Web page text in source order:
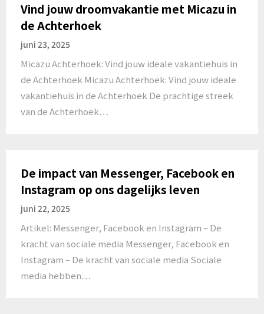
Vind jouw droomvakantie met Micazu in
de Achterhoek
juni 23, 2025
Micazu Achterhoek: Vind jouw ideale vakantiehuis in
de Achterhoek Micazu Achterhoek: Vind jouw ideale
vakantiehuis in de Achterhoek De prachtige streek
van de Achterhoek…
De impact van Messenger, Facebook en
Instagram op ons dagelijks leven
juni 22, 2025
Artikel: Messenger, Facebook en Instagram – De
kracht van sociale media Messenger, Facebook en
Instagram – De kracht van sociale media Sociale
media hebben…